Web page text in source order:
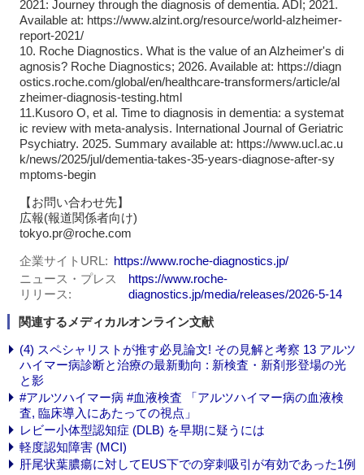
2021: Journey through the diagnosis of dementia. ADI; 2021.
Available at: https://www.alzint.org/resource/world-alzheimer-
report-2021/
10. Roche Diagnostics. What is the value of an Alzheimer's di
agnosis? Roche Diagnostics; 2026. Available at: https://diagn
ostics.roche.com/global/en/healthcare-transformers/article/al
zheimer-diagnosis-testing.html
11.Kusoro O, et al. Time to diagnosis in dementia: a systemat
ic review with meta-analysis. International Journal of Geriatric
Psychiatry. 2025. Summary available at: https://www.ucl.ac.u
k/news/2025/jul/dementia-takes-35-years-diagnose-after-sy
mptoms-begin
【お問い合わせ先】
広報(報道関係者向け)
tokyo.pr@roche.com
企業サイトURL
https://www.roche-diagnostics.jp/
ニュース・プレス
リリース
https://www.roche-
diagnostics.jp/media/releases/2026-5-14
関連するメディカルオンライン文献
(4) スペシャリストが推す必見論文! その見解と考察 13 アルツ
ハイマー病診断と治療の最新動向 : 新検査・新剤形登場の光
と影
#アルツハイマー病 #血液検査 「アルツハイマー病の血液検
査, 臨床導入にあたっての視点」
レビー小体型認知症 (DLB) を早期に疑うには
軽度認知障害 (MCI)
肝尾状葉膿瘍に対してEUS下での穿刺吸引が有効であった1例